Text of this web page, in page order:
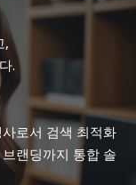
,
.
로서 검색 최적화
랜딩까지 통합 솔